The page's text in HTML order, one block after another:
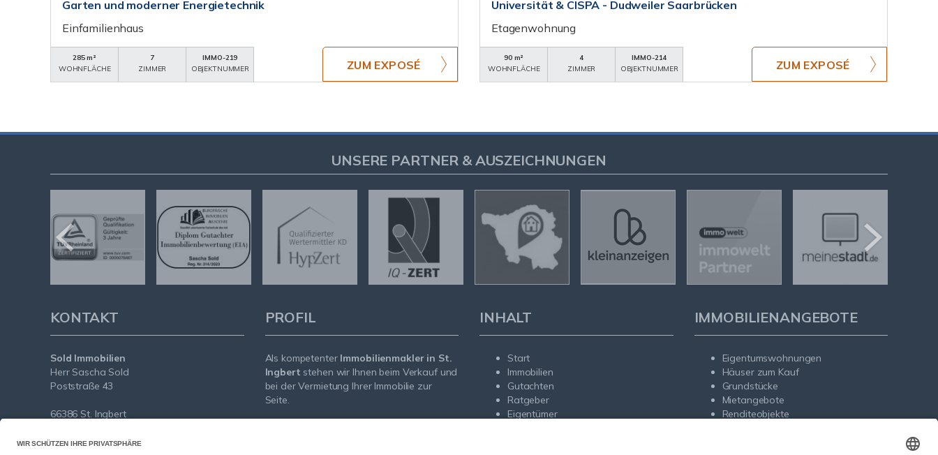
Garten und moderner Energietechnik
Einfamilienhaus
285 m²
WOHNFLÄCHE
7
ZIMMER
IMMO-219
OBJEKTNUMMER
ZUM EXPOSÉ
Universität & CISPA - Dudweiler Saarbrücken
Etagenwohnung
90 m²
WOHNFLÄCHE
4
ZIMMER
IMMO-214
OBJEKTNUMMER
ZUM EXPOSÉ
UNSERE PARTNER & AUSZEICHNUNGEN
KONTAKT
Sold Immobilien
Herr Sascha Sold
Poststraße 43
66386 St. Ingbert
Tel.: +49 (0) 6894 / 9122 060
PROFIL
Als kompetenter Immobilienmakler in St.
Ingbert stehen wir Ihnen beim Verkauf und
bei der Vermietung Ihrer Immobilie zur
Seite.
INHALT
Start
Immobilien
Gutachten
Ratgeber
Eigentümer
IMMOBILIENANGEBOTE
Eigentumswohnungen
Häuser zum Kauf
Grundstücke
Mietangebote
Renditeobjekte